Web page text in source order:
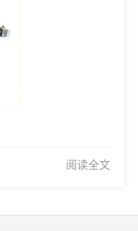
阅读全文